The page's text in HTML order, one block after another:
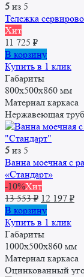
5 из 5
Тележка
Хит
11 725 ₽
В корзину
Купить в 1 клик
Габариты
800х500х860 мм
Материал каркаса
Нержавеющая
5 из 5
Ванна моечная с
«Стандарт»
-10%Хит
13 553₽
цена
составляла
13
553 ₽.
12 197 ₽
В корзину
Купить в 1 клик
Габариты
1000x500x860 мм
Материал каркаса
Оцинкованный